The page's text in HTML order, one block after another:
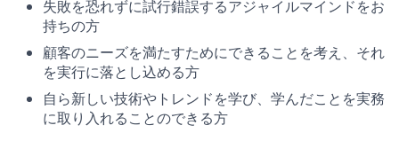
失敗を恐れずに試行錯誤するアジャイルマインドをお
持ちの方
顧客のニーズを満たすためにできることを考え、それ
を実行に落とし込める方
自ら新しい技術やトレンドを学び、学んだことを実務
に取り入れることのできる方